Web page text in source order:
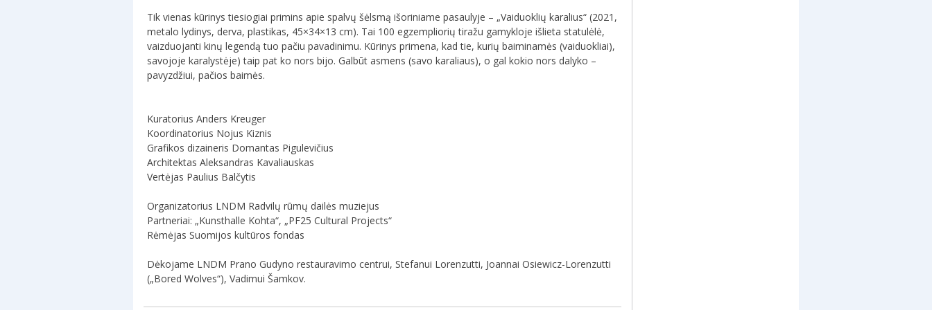
Tik vienas kūrinys tiesiogiai primins apie spalvų šėlsmą išoriniame pasaulyje – „Vaiduoklių karalius“ (2021,
metalo lydinys, derva, plastikas, 45×34×13 cm). Tai 100 egzempliorių tiražu gamykloje išlieta statulėlė,
vaizduojanti kinų legendą tuo pačiu pavadinimu. Kūrinys primena, kad tie, kurių baiminamės (vaiduokliai),
savojoje karalystėje) taip pat ko nors bijo. Galbūt asmens (savo karaliaus), o gal kokio nors dalyko –
pavyzdžiui, pačios baimės.
Kuratorius Anders Kreuger
Koordinatorius Nojus Kiznis
Grafikos dizaineris Domantas Pigulevičius
Architektas Aleksandras Kavaliauskas
Vertėjas Paulius Balčytis
Organizatorius LNDM Radvilų rūmų dailės muziejus
Partneriai: „Kunsthalle Kohta“, „PF25 Cultural Projects“
Rėmėjas Suomijos kultūros fondas
Dėkojame LNDM Prano Gudyno restauravimo centrui, Stefanui Lorenzutti, Joannai Osiewicz-Lorenzutti
(„Bored Wolves“), Vadimui Šamkov.